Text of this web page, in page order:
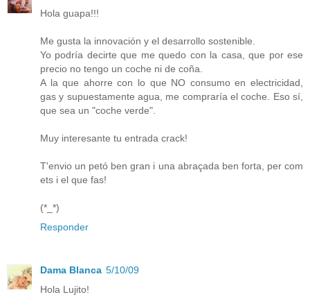
Hola guapa!!!
Me gusta la innovación y el desarrollo sostenible.
Yo podría decirte que me quedo con la casa, que por ese
precio no tengo un coche ni de coña.
A la que ahorre con lo que NO consumo en electricidad,
gas y supuestamente agua, me compraría el coche. Eso sí,
que sea un "coche verde".
Muy interesante tu entrada crack!
T'envio un petó ben gran i una abraçada ben forta, per com
ets i el que fas!
(*_*)
Responder
Dama Blanca 5/10/09
Hola Lujito!